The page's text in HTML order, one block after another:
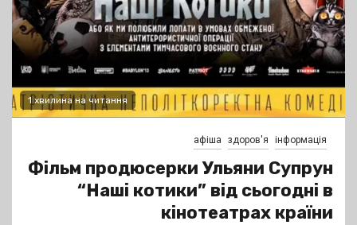
1 хвилина на читання
афіша здоров'я інформація
Фільм продюсерки Ульяни Супрун
“Наші котики” від сьогодні в
кінотеатрах країни